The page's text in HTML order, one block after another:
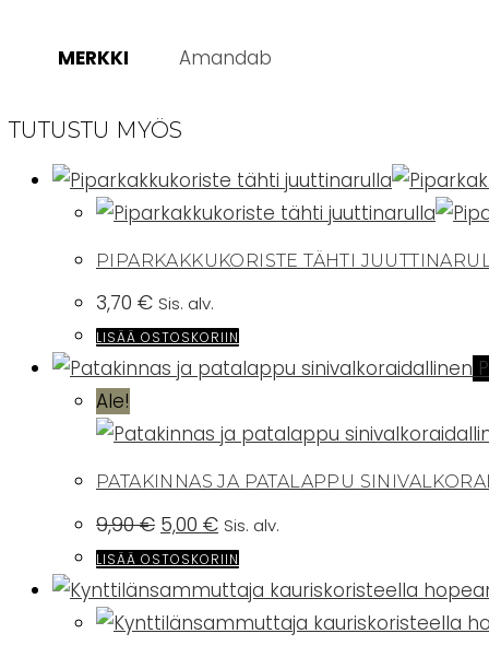
MERKKI Amandab
TUTUSTU MYÖS
PIPARKAKKUKORISTE TÄHTI
3,70 € Sis. alv.
LISÄÄ OSTOSKORIIN
Ale!
PATAKINNAS JA PATALAPPU
9,90€ Alkuperäinen
hinta
oli:
9,90 €.
5,00 €Nykyinen
hinta
on:
5,00 €.
Sis. alv.
LISÄÄ OSTOSKORIIN